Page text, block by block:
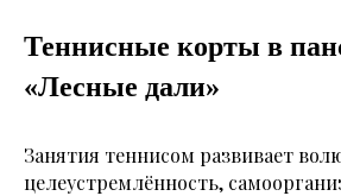
Теннисные корты в
«Лесные дали»
Занятия теннисом развивает
целеустремлённость,